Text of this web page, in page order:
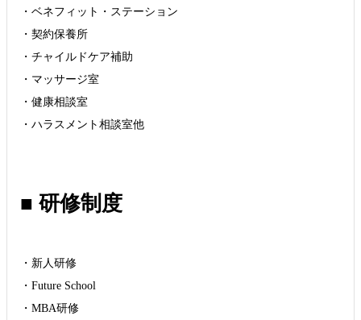
・ベネフィット・ステーション
・契約保養所
・チャイルドケア補助
・マッサージ室
・健康相談室
・ハラスメント相談室他
■ 研修制度
・新人研修
・Future School
・MBA研修